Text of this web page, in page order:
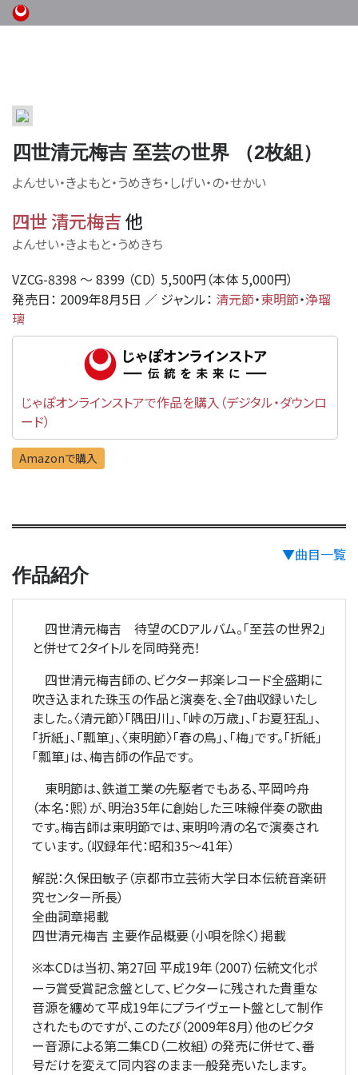
四世清元梅吉 至芸の世界 （2枚組）
よんせい・きよもと・うめきち・しげい・の・せかい
四世 清元梅吉他
よんせい・きよもと・うめきち
VZCG-8398 〜 8399 （CD） 5,500円（本体 5,000円）
発売日： 2009年8月5日 ／ ジャンル： 清元節・東明節・浄瑠
璃
じゃぽオンラインストアで作品を購入（デジタル・ダウンロ
ード）
Amazonで購入
▼曲目一覧
作品紹介
四世清元梅吉 待望のCDアルバム。「至芸の世界2」
と併せて2タイトルを同時発売！
四世清元梅吉師の、ビクター邦楽レコード全盛期に
吹き込まれた珠玉の作品と演奏を、全7曲収録いたし
ました。〈清元節〉「隅田川」、「峠の万歳」、「お夏狂乱」、
「折紙」、「瓢箪」、〈東明節〉「春の鳥」、「梅」です。「折紙」
「瓢箪」は、梅吉師の作品です。
東明節は、鉄道工業の先駆者でもある、平岡吟舟
（本名：熙）が、明治35年に創始した三味線伴奏の歌曲
です。梅吉師は東明節では、東明吟清の名で演奏され
ています。（収録年代：昭和35～41年）
解説：久保田敏子（京都市立芸術大学日本伝統音楽研
究センター所長）
全曲詞章掲載
四世清元梅吉 主要作品概要（小唄を除く）掲載
※本CDは当初、第27回 平成19年（2007）伝統文化ポ
ーラ賞受賞記念盤として、ビクターに残された貴重な
音源を纏めて平成19年にプライヴェート盤として制作
されたものですが、このたび（2009年8月）他のビクタ
ー音源による第二集CD（二枚組）の発売に併せて、番
号だけを変えて同内容のまま一般発売いたします。